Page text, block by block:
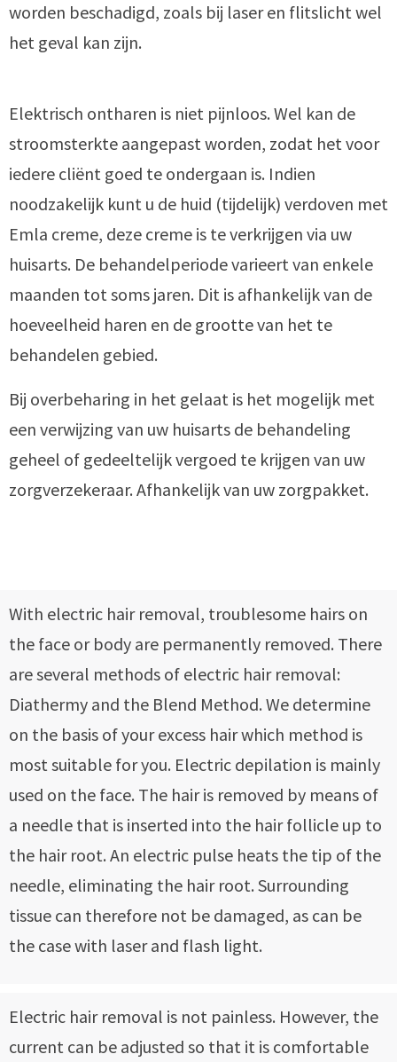
worden beschadigd, zoals bij laser en flitslicht wel
het geval kan zijn.
Elektrisch ontharen is niet pijnloos. Wel kan de
stroomsterkte aangepast worden, zodat het voor
iedere cliënt goed te ondergaan is. Indien
noodzakelijk kunt u de huid (tijdelijk) verdoven met
Emla creme, deze creme is te verkrijgen via uw
huisarts. De behandelperiode varieert van enkele
maanden tot soms jaren. Dit is afhankelijk van de
hoeveelheid haren en de grootte van het te
behandelen gebied.
Bij overbeharing in het gelaat is het mogelijk met
een verwijzing van uw huisarts de behandeling
geheel of gedeeltelijk vergoed te krijgen van uw
zorgverzekeraar. Afhankelijk van uw zorgpakket.
With electric hair removal, troublesome hairs on
the face or body are permanently removed. There
are several methods of electric hair removal:
Diathermy and the Blend Method. We determine
on the basis of your excess hair which method is
most suitable for you. Electric depilation is mainly
used on the face. The hair is removed by means of
a needle that is inserted into the hair follicle up to
the hair root. An electric pulse heats the tip of the
needle, eliminating the hair root. Surrounding
tissue can therefore not be damaged, as can be
the case with laser and flash light.
Electric hair removal is not painless. However, the
current can be adjusted so that it is comfortable